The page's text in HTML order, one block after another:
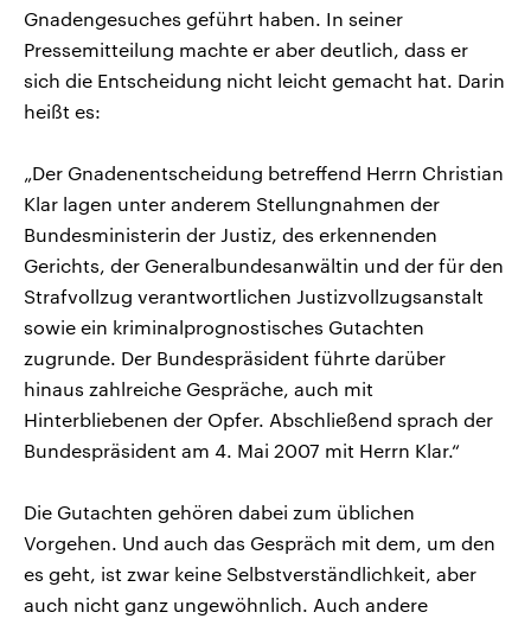
Gnadengesuches geführt haben. In seiner
Pressemitteilung machte er aber deutlich, dass er
sich die Entscheidung nicht leicht gemacht hat. Darin
heißt es:
„Der Gnadenentscheidung betreffend Herrn Christian
Klar lagen unter anderem Stellungnahmen der
Bundesministerin der Justiz, des erkennenden
Gerichts, der Generalbundesanwältin und der für den
Strafvollzug verantwortlichen Justizvollzugsanstalt
sowie ein kriminalprognostisches Gutachten
zugrunde. Der Bundespräsident führte darüber
hinaus zahlreiche Gespräche, auch mit
Hinterbliebenen der Opfer. Abschließend sprach der
Bundespräsident am 4. Mai 2007 mit Herrn Klar.“
Die Gutachten gehören dabei zum üblichen
Vorgehen. Und auch das Gespräch mit dem, um den
es geht, ist zwar keine Selbstverständlichkeit, aber
auch nicht ganz ungewöhnlich. Auch andere